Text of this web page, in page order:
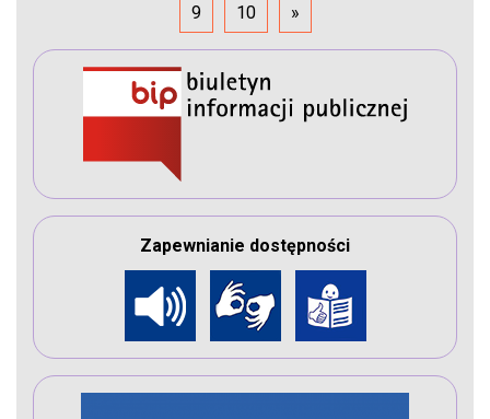
Zapewnianie dostępności
9 10 »